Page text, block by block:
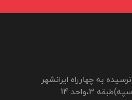
به چهارراه ایرانشهر